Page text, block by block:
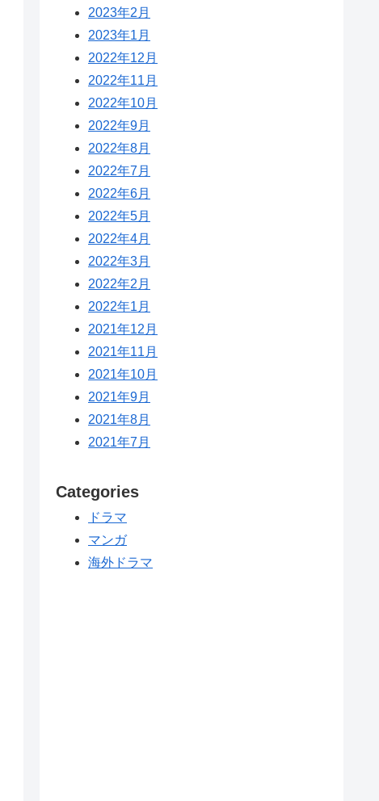
2023年2月
2023年1月
2022年12月
2022年11月
2022年10月
2022年9月
2022年8月
2022年7月
2022年6月
2022年5月
2022年4月
2022年3月
2022年2月
2022年1月
2021年12月
2021年11月
2021年10月
2021年9月
2021年8月
2021年7月
Categories
ドラマ
マンガ
海外ドラマ